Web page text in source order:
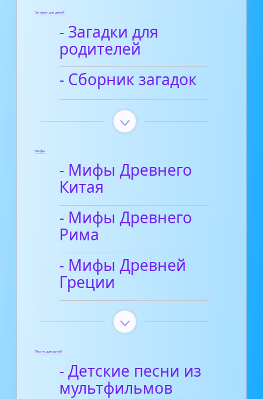
Загадки для детей
- Загадки для
родителей
- Сборник загадок
Мифы
- Мифы Древнего
Китая
- Мифы Древнего
Рима
- Мифы Древней
Греции
Песни для детей
- Детские песни из
мультфильмов